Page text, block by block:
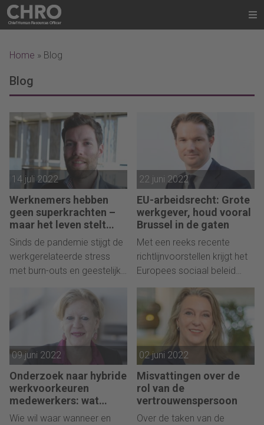
Home » Blog
Blog
14 juli 2022
Werknemers hebben
geen superkrachten –
maar het leven stelt
steeds meer eisen
Sinds de pandemie stijgt de
werkgerelateerde stress
met burn-outs en geestelijke
Werkgevers hebben veel
mogelijkheden om deze
trend te keren, onder meer
door het werk meer
individueel in te richten.
22 juni 2022
EU-arbeidsrecht: Grote
werkgever, houd vooral
Brussel in de gaten
Met een reeks recente
richtlijnvoorstellen krijgt het
Europees sociaal beleid
voortvarend vorm. Gaan
Nederlandse werkgevers
meer van Brussel merken?
09 juni 2022
Onderzoek naar hybride
werkvoorkeuren
medewerkers: wat
weten we?
Wie wil waar wanneer en
02 juni 2022
Misvattingen over de
rol van de
vertrouwenspersoon
Over de taken van de